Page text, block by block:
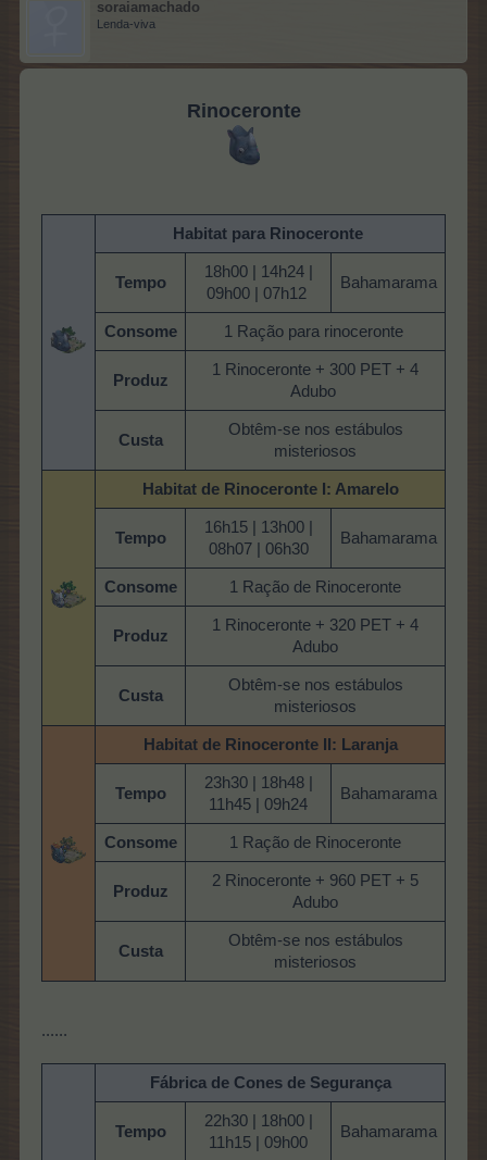
soraiamachado
Lenda-viva
Rinoceronte
Habitat para Rinoceronte
Tempo
18h00 | 14h24 |
09h00 | 07h12
Bahamarama
Consome 1 Ração para rinoceronte
Produz
1 Rinoceronte + 300 PET + 4
Adubo
Custa
Obtêm-se nos estábulos
misteriosos
Habitat de Rinoceronte I: Amarelo
Tempo
16h15 | 13h00 |
08h07 | 06h30
Bahamarama
Consome 1 Ração de Rinoceronte
Produz
1 Rinoceronte + 320 PET + 4
Adubo
Custa
Obtêm-se nos estábulos
misteriosos
Habitat de Rinoceronte II: Laranja
Tempo
23h30 | 18h48 |
11h45 | 09h24
Bahamarama
Consome 1 Ração de Rinoceronte
Produz
2 Rinoceronte + 960 PET + 5
Adubo
Custa
Obtêm-se nos estábulos
misteriosos
......
Fábrica de Cones de Segurança
Tempo
22h30 | 18h00 |
11h15 | 09h00
Bahamarama